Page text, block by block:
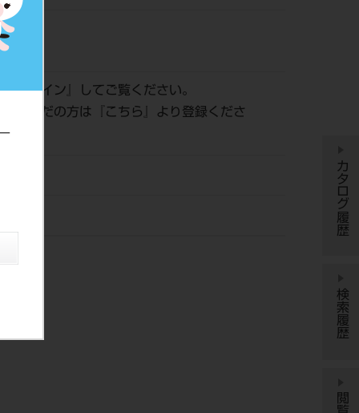
『ログイン 』してご覧ください。
がまだの方は『
こちら 』より登録くださ
カタログ履歴
検索履歴